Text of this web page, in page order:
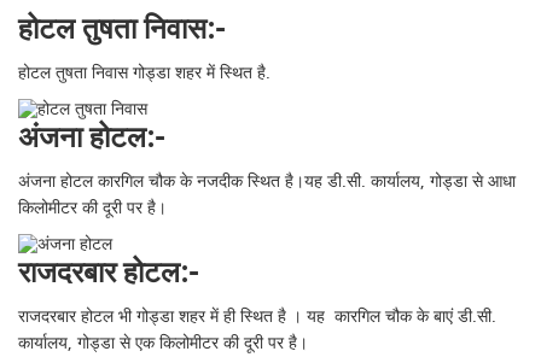
होटल तुषता निवास:-
होटल तुषता निवास गोड्डा शहर में स्थित है.
अंजना होटल:-
अंजना होटल कारगिल चौक के नजदीक स्थित है।यह डी.सी. कार्यालय, गोड्डा से आधा
किलोमीटर की दूरी पर है।
राजदरबार होटल:-
राजदरबार होटल भी गोड्डा शहर में ही स्थित है । यह कारगिल चौक के बाएं डी.सी.
कार्यालय, गोड्डा से एक किलोमीटर की दूरी पर है।